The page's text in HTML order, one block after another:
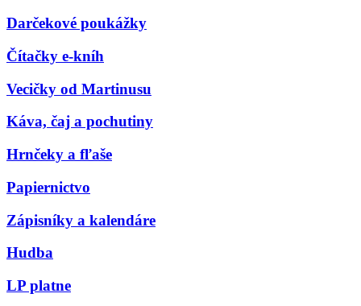
Darčekové poukážky
Čítačky e-kníh
Vecičky od Martinusu
Káva, čaj a pochutiny
Hrnčeky a fľaše
Papiernictvo
Zápisníky a kalendáre
Hudba
LP platne